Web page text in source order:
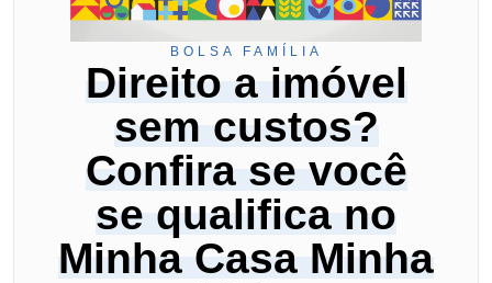
BOLSA FAMÍLIA
Direito a imóvel
sem custos?
Confira se você
se qualifica no
Minha Casa Minha